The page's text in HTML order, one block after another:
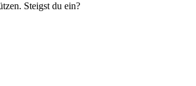
Steigst du ein?